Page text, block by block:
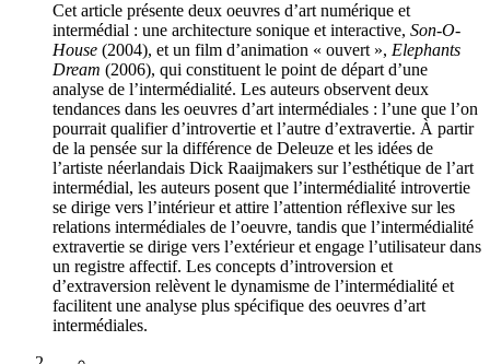
Cet article présente deux oeuvres d’art numérique et
intermédial : une architecture sonique et interactive, Son-O-
House (2004), et un film d’animation « ouvert », Elephants
Dream (2006), qui constituent le point de départ d’une
analyse de l’intermédialité. Les auteurs observent deux
tendances dans les oeuvres d’art intermédiales : l’une que l’on
pourrait qualifier d’introvertie et l’autre d’extravertie. À partir
de la pensée sur la différence de Deleuze et les idées de
l’artiste néerlandais Dick Raaijmakers sur l’esthétique de l’art
intermédial, les auteurs posent que l’intermédialité introvertie
se dirige vers l’intérieur et attire l’attention réflexive sur les
relations intermédiales de l’oeuvre, tandis que l’intermédialité
extravertie se dirige vers l’extérieur et engage l’utilisateur dans
un registre affectif. Les concepts d’introversion et
d’extraversion relèvent le dynamisme de l’intermédialité et
facilitent une analyse plus spécifique des oeuvres d’art
intermédiales.